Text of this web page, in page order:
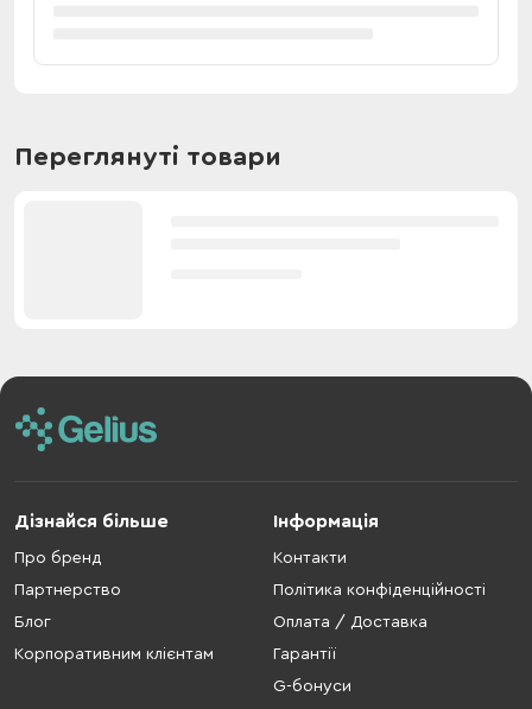
Переглянуті товари
Дізнайся більше
Про бренд
Партнерство
Блог
Корпоративним клієнтам
Інформація
Контакти
Політика конфіденційності
Оплата / Доставка
Гарантії
G-бонуси